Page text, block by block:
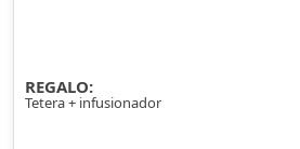
REGALO:
Tetera + infusionador